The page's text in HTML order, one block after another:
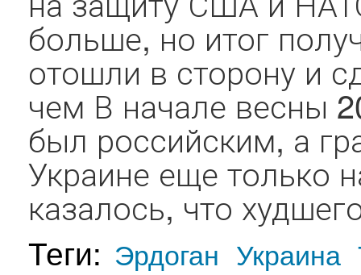
больше, но итог
отошли в сторону и
чем В начале весны
был российским, а
Украине еще только
казалось, что
Теги: Эрдоган Украина